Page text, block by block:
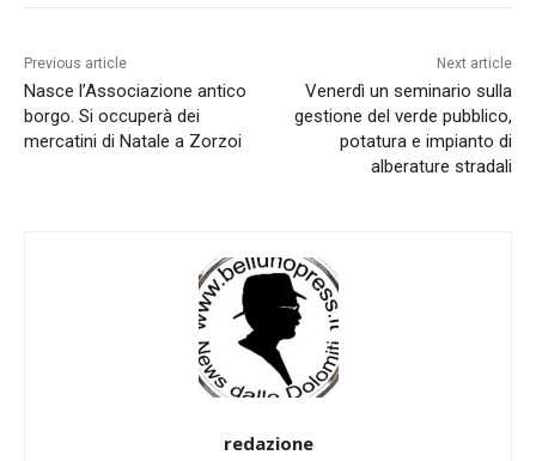
Previous article
Nasce l’Associazione antico
borgo. Si occuperà dei
mercatini di Natale a Zorzoi
Next article
Venerdì un seminario sulla
gestione del verde pubblico,
potatura e impianto di
alberature stradali
redazione